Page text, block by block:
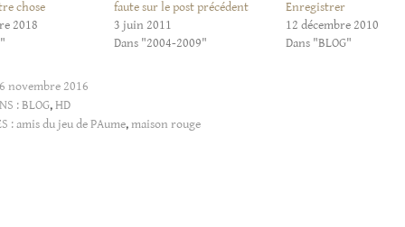
chose
2018
faute sur le post précédent
3 juin 2011
Dans "2004-2009"
Enregistrer
12 décembre 2010
Dans "BLOG"
novembre 2016
:BLOG,HD
:amis du jeu de PAume,maison rouge